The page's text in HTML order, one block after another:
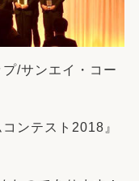
/サンエイ・コー
ンテスト2018』